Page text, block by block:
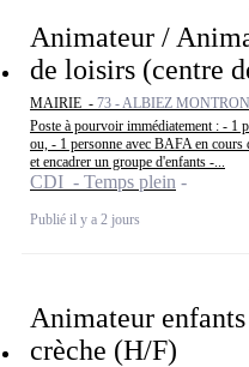
Animateur /
de loisirs (centre
MAIRIE - 73 - ALBIEZ
Poste à pourvoir immédiatement : - 1
ou, - 1 personne avec BAFA en
et encadrer un groupe d'enfants -...
CDI - Temps plein
Publié il y a 2 jours
Animateur
crèche (H/F)